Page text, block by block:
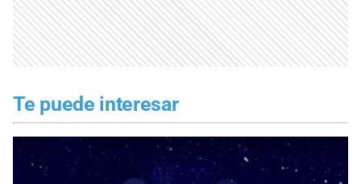
Te puede interesar